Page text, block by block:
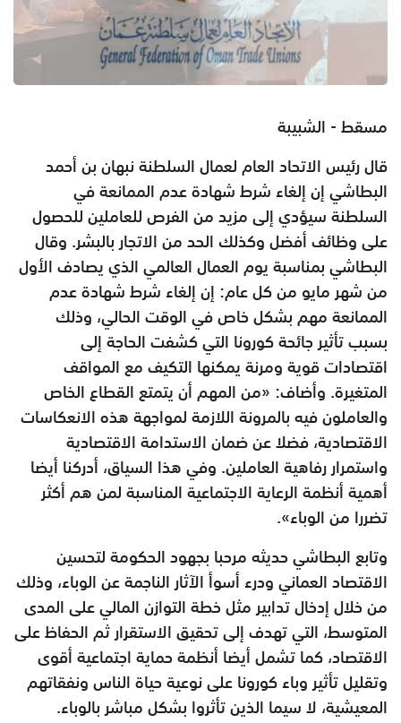
مسقط - الشبيبة
قال رئيس الاتحاد العام لعمال السلطنة نبهان بن أحمد
البطاشي إن إلغاء شرط شهادة عدم الممانعة في
السلطنة سيؤدي إلى مزيد من الفرص للعاملين للحصول
على وظائف أفضل وكذلك الحد من الاتجار بالبشر. وقال
البطاشي بمناسبة يوم العمال العالمي الذي يصادف الأول
من شهر مايو من كل عام: إن إلغاء شرط شهادة عدم
الممانعة مهم بشكل خاص في الوقت الحالي، وذلك
بسبب تأثير جائحة كورونا التي كشفت الحاجة إلى
اقتصادات قوية ومرنة يمكنها التكيف مع المواقف
المتغيرة. وأضاف: «من المهم أن يتمتع القطاع الخاص
والعاملون فيه بالمرونة اللازمة لمواجهة هذه الانعكاسات
الاقتصادية، فضلا عن ضمان الاستدامة الاقتصادية
واستمرار رفاهية العاملين. وفي هذا السياق، أدركنا أيضا
أهمية أنظمة الرعاية الاجتماعية المناسبة لمن هم أكثر
تضررا من الوباء».
وتابع البطاشي حديثه مرحبا بجهود الحكومة لتحسين
الاقتصاد العماني ودرء أسوأ الآثار الناجمة عن الوباء، وذلك
من خلال إدخال تدابير مثل خطة التوازن المالي على المدى
المتوسط، التي تهدف إلى تحقيق الاستقرار ثم الحفاظ على
الاقتصاد، كما تشمل أيضا أنظمة حماية اجتماعية أقوى
وتقليل تأثير وباء كورونا على نوعية حياة الناس ونفقاتهم
المعيشية، لا سيما الذين تأثروا بشكل مباشر بالوباء.